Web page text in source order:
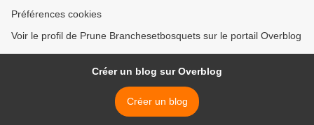
Préférences cookies
Voir le profil de Prune Branchesetbosquets sur le portail Overblog
Créer un blog sur Overblog
Créer un blog